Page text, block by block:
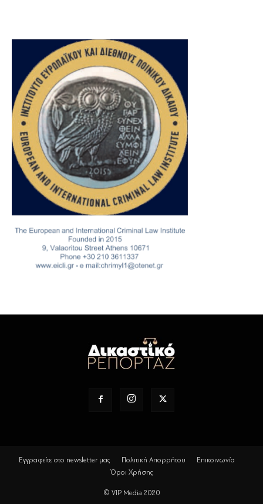
Εγγραφείτε στο newsletter μας Πολιτική Απορρήτου
Επικοινωνία
Όροι Χρήσης
© VIP Media 2020